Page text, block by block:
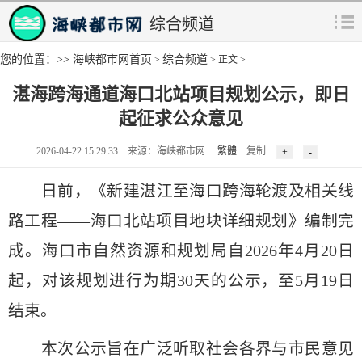
综合频道
您的位置：>> 海峡都市网首页 > 综合频道 > 正文 >
湛海跨海通道海口北站项目规划公示，即日
起征求公众意见
2026-04-22 15:29:33 来源：海峡都市网 繁體 复制
日前，《新建湛江至海口跨海轮渡及相关线
路工程——海口北站项目地块详细规划》编制完
成。海口市自然资源和规划局自2026年4月20日
起，对该规划进行为期30天的公示，至5月19日
结束。
本次公示旨在广泛听取社会各界与市民意见